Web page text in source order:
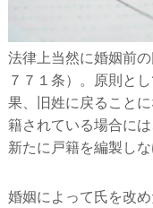
法律上当然に婚姻前
７７１条）。原則と
果、旧姓に戻ること
籍されている場合に
新たに戸籍を編製しな
婚姻によって氏を改